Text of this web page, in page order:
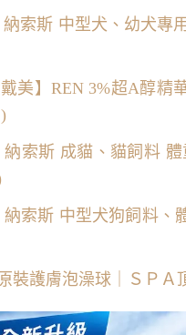
納索斯 中型犬、幼犬專
戴美】REN 3%超A醇
納索斯 成貓、貓飼料
納索斯 中型犬狗飼料
裝護膚泡澡球｜ＳＰＡ